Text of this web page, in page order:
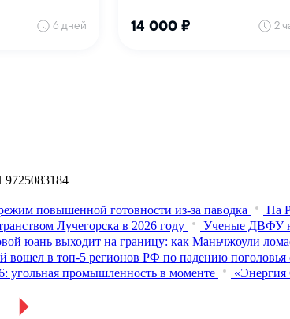
повышенной готовности из‑за паводка
На
Лучегорска в 2026 году
Ученые ДВФУ
юань выходит на границу: как Маньчжоули
вошел в топ-5 регионов РФ по падению поголовья
угольная промышленность в моменте